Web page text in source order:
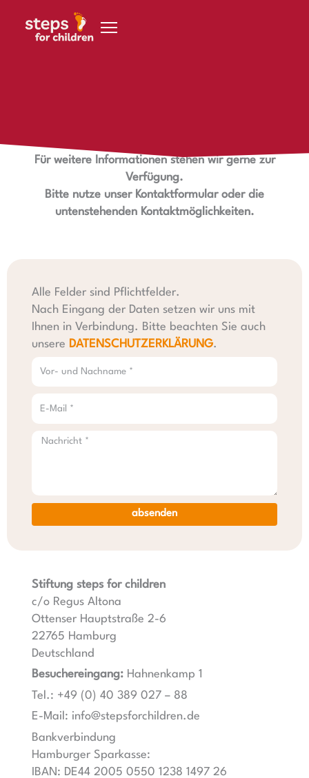
Für weitere Informationen stehen wir gerne zur
Verfügung.
Bitte nutze unser Kontaktformular oder die
untenstehenden Kontaktmöglichkeiten.
Stiftung steps for children
c/o Regus Altona
Ottenser Hauptstraße 2-6
22765 Hamburg
Deutschland
Besuchereingang: Hahnenkamp 1
Tel.: +49 (0) 40 389 027 – 88
E-Mail: info@stepsforchildren.de
Bankverbindung
Hamburger Sparkasse:
IBAN: DE44 2005 0550 1238 1497 26
Alle Felder sind Pflichtfelder.
Nach Eingang der Daten setzen wir uns mit
Ihnen in Verbindung. Bitte beachten Sie auch
unsere DATENSCHUTZERKLÄRUNG.
absenden